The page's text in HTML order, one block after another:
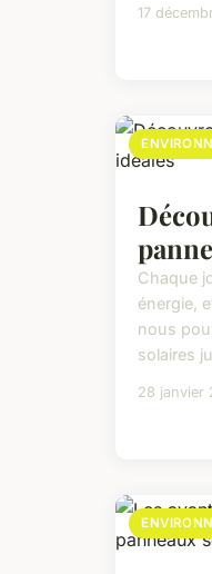
17
Chaque
énergie,
nous
solaires
28 janvier